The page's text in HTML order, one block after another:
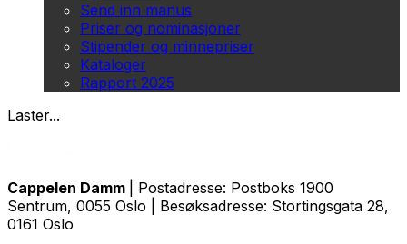
Send inn manus
Priser og nominasjoner
Stipender og minnepriser
Kataloger
Rapport 2025
Laster...
Cappelen Damm
| Postadresse: Postboks 1900
Sentrum, 0055 Oslo | Besøksadresse: Stortingsgata 28,
0161 Oslo